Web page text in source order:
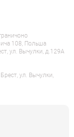
108, Польша
ул. Вычулки, д.129А
ул. Вычулки,